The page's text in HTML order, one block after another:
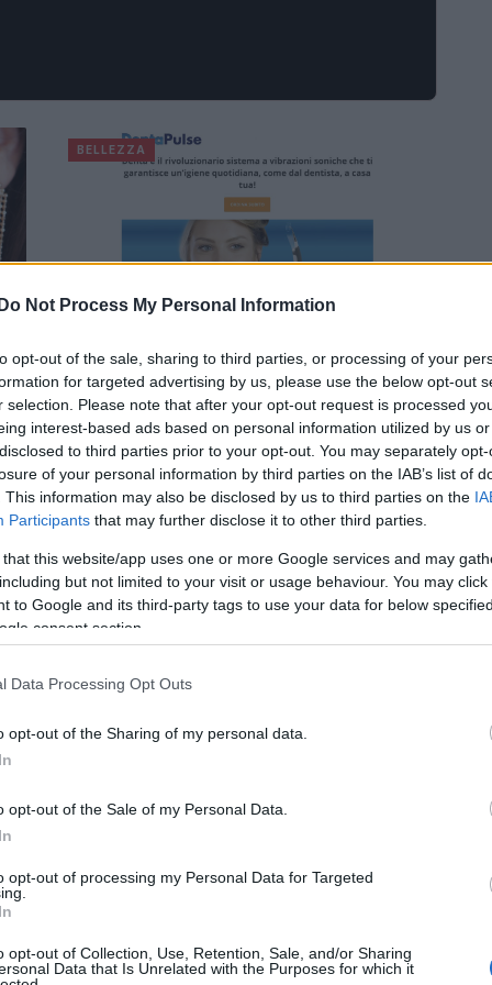
Do Not Process My Personal Information
opt-out of the sale, sharing to third parties, or processing of your
for targeted advertising by us, please use the below opt-out
selection. Please note that after your opt-out request is processed
interest-based ads based on personal information utilized by us
to third parties prior to your opt-out. You may separately
of your personal information by third parties on the IAB’s list of
This information may also be disclosed by us to third parties on the
Participants that may further disclose it to other third parties.
that this website/app uses one or more Google services and may
but not limited to your visit or usage behaviour. You may
to Google and its third-party tags to use your data for below
consent section.
Data Processing Opt Outs
opt-out of the Sharing of my personal data.
opt-out of the Sale of my Personal Data.
opt-out of processing my Personal Data for Targeted
opt-out of Collection, Use, Retention, Sale, and/or Sharing
Data that Is Unrelated with the Purposes for which it
BELLEZZA
dell’apparecchio per l’igiene dentale
Denta Pulse è un dispositivo innovativo utilizzato
per la pulizia e l'illuminazione dei denti in maniera
efficiente. Approfondiamo le sue caratteristiche.
Redazione di style24 · 23 Gen 2020
BELLEZZA
Come procedere per rimuovere le
gradevoli alla vista. É possibile ripristinare il loro